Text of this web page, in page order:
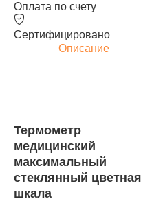
Оплата по счету
Сертифицировано
Описание
Термометр
медицинский
максимальный
стеклянный цветная
шкала